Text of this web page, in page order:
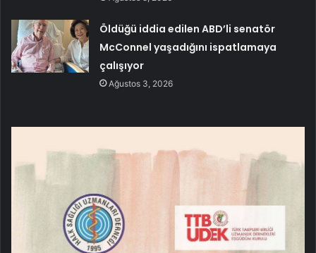
Öldüğü iddia edilen ABD’li senatör
McConnel yaşadığını ispatlamaya
çalışıyor
Ağustos 3, 2026